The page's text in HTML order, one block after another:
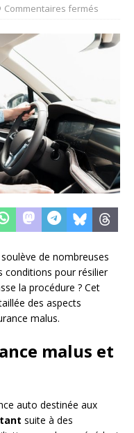
Commentaires fermés
de nombreuses
conditions pour résilier
la procédure ? Cet
des aspects
malus.
malus et
auto destinée aux
suite à des